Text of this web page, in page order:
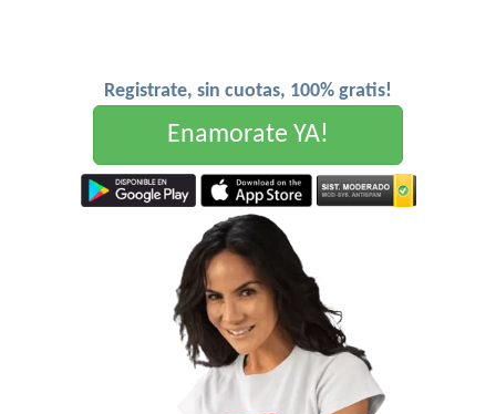
Registrate, sin cuotas, 100% gratis!
Enamorate YA!